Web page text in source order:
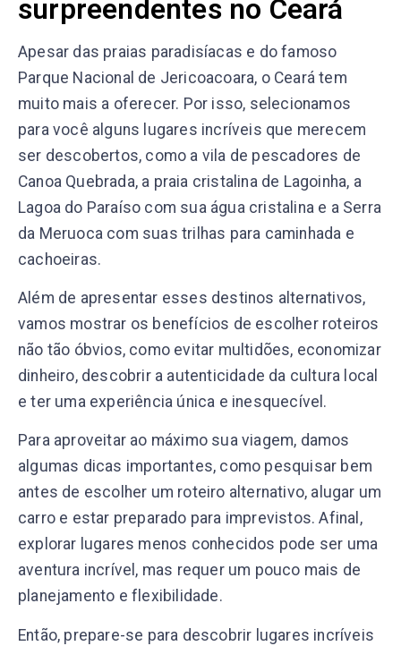
surpreendentes no Ceará
Apesar das praias paradisíacas e do famoso
Parque Nacional de Jericoacoara, o Ceará tem
muito mais a oferecer. Por isso, selecionamos
para você alguns lugares incríveis que merecem
ser descobertos, como a vila de pescadores de
Canoa Quebrada, a praia cristalina de Lagoinha, a
Lagoa do Paraíso com sua água cristalina e a Serra
da Meruoca com suas trilhas para caminhada e
cachoeiras.
Além de apresentar esses destinos alternativos,
vamos mostrar os benefícios de escolher roteiros
não tão óbvios, como evitar multidões, economizar
dinheiro, descobrir a autenticidade da cultura local
e ter uma experiência única e inesquecível.
Para aproveitar ao máximo sua viagem, damos
algumas dicas importantes, como pesquisar bem
antes de escolher um roteiro alternativo, alugar um
carro e estar preparado para imprevistos. Afinal,
explorar lugares menos conhecidos pode ser uma
aventura incrível, mas requer um pouco mais de
planejamento e flexibilidade.
Então, prepare-se para descobrir lugares incríveis